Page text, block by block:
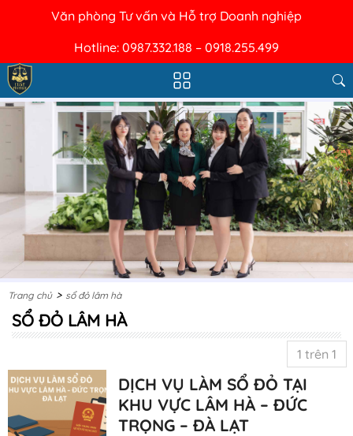
Văn phòng Tư vấn và Hỗ trợ Doanh nghiệp
Hotline: 0987.332.188 – 0918.255.499
Trang chủ > sổ đỏ lâm hà
SỔ ĐỎ LÂM HÀ
1 trên 1
DỊCH VỤ LÀM SỔ ĐỎ TẠI
KHU VỰC LÂM HÀ – ĐỨC
TRỌNG – ĐÀ LẠT